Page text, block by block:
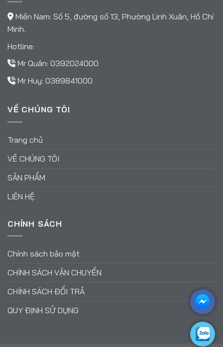
Miền Nam: Số 5, đường số 13, Phường Linh Xuân, Hồ Chí
Minh.
Hotline:
Mr Quân: 0392024000
Mr Huy: 0389841000
VỀ CHÚNG TÔI
Trang chủ
VỀ CHÚNG TÔI
SẢN PHẨM
LIÊN HỆ
CHÍNH SÁCH
Chính sách bảo mật
CHÍNH SÁCH VẬN CHUYỂN
CHÍNH SÁCH ĐỔI TRẢ
QUY ĐỊNH SỬ DỤNG